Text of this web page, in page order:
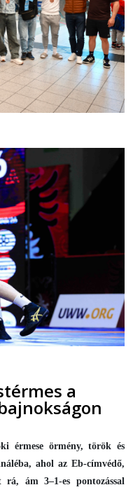
a
érmese örmény, török és
ahol az Eb-címvédő,
ám 3–1-es pontozással